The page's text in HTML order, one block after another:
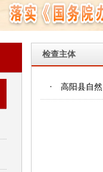
检查主体
· 高阳县自